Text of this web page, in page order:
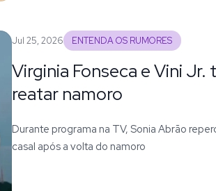
Jul 25, 2026 ENTENDA OS RUMORES
Virginia Fonseca e Vini
reatar namoro
Durante programa na TV, Sonia Abrão
casal após a volta do namoro